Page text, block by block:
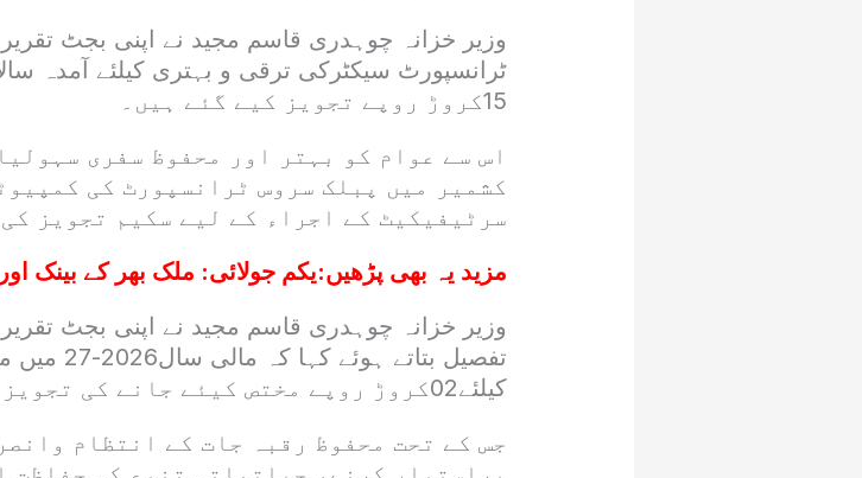
وزیر خزانہ چوہدری قاسم مجید نے اپنی بجٹ تقریر
15کروڑ روپے تجویز کیے گئے ہیں۔
اس سے عوام کو بہتر اور محفوظ سفری
کشمیر میں پبلک سروس ٹرانسپورٹ کی
سرٹیفیکیٹ کے اجراء کے لیے سکیم تجویز
مزید یہ بھی پڑھیں:یکم جولائی: ملک بھر کے بینک اور
وزیر خزانہ چوہدری قاسم مجید نے اپنی بجٹ
تفصیل
کیلئے02کروڑ روپے مختص کیئے جانے کی تجویز ہے۔
جس کے تحت محفوظ رقبہ جات کے انتظام